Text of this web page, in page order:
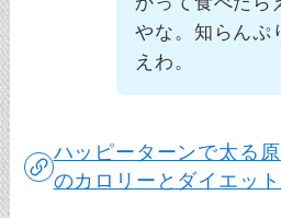
やな。知らんぷ
えわ。
ハッピーターンで太る
のカロリーとダイエッ